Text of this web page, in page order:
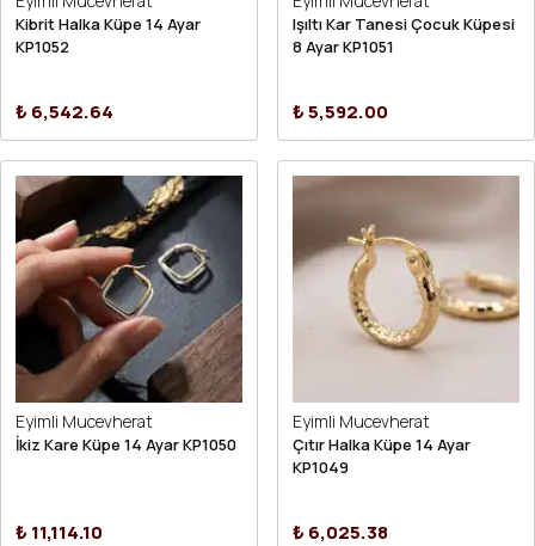
Kibrit Halka Küpe 14 Ayar
KP1052
₺ 6,542.64
Işıltı Kar Tanesi Çocuk Küpesi
8 Ayar KP1051
₺ 5,592.00
Eyimli Mucevherat
İkiz Kare Küpe 14 Ayar KP1050
₺ 11,114.10
Eyimli Mucevherat
Çıtır Halka Küpe 14 Ayar
KP1049
₺ 6,025.38